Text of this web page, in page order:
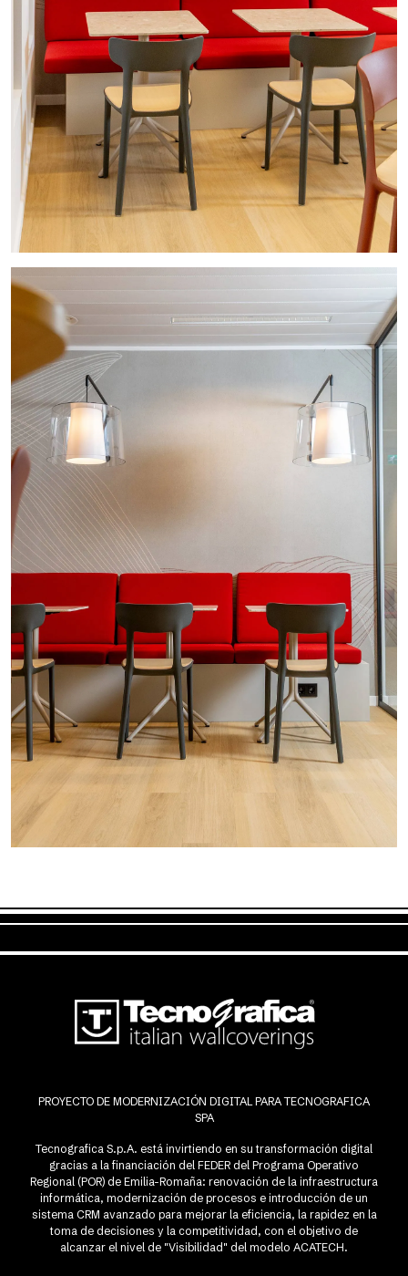
PROYECTO DE MODERNIZACIÓN DIGITAL PARA TECNOGRAFICA
SPA
Tecnografica S.p.A. está invirtiendo en su transformación digital
gracias a la financiación del FEDER del Programa Operativo
Regional (POR) de Emilia-Romaña: renovación de la infraestructura
informática, modernización de procesos e introducción de un
sistema CRM avanzado para mejorar la eficiencia, la rapidez en la
toma de decisiones y la competitividad, con el objetivo de
alcanzar el nivel de "Visibilidad" del modelo ACATECH.